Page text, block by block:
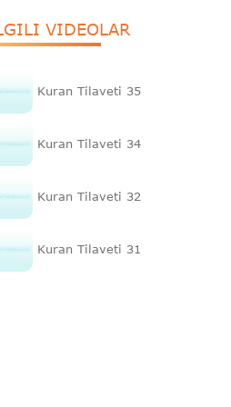
VIDEOLAR
Kuran Tilaveti 35
Kuran Tilaveti 34
Kuran Tilaveti 32
Kuran Tilaveti 31